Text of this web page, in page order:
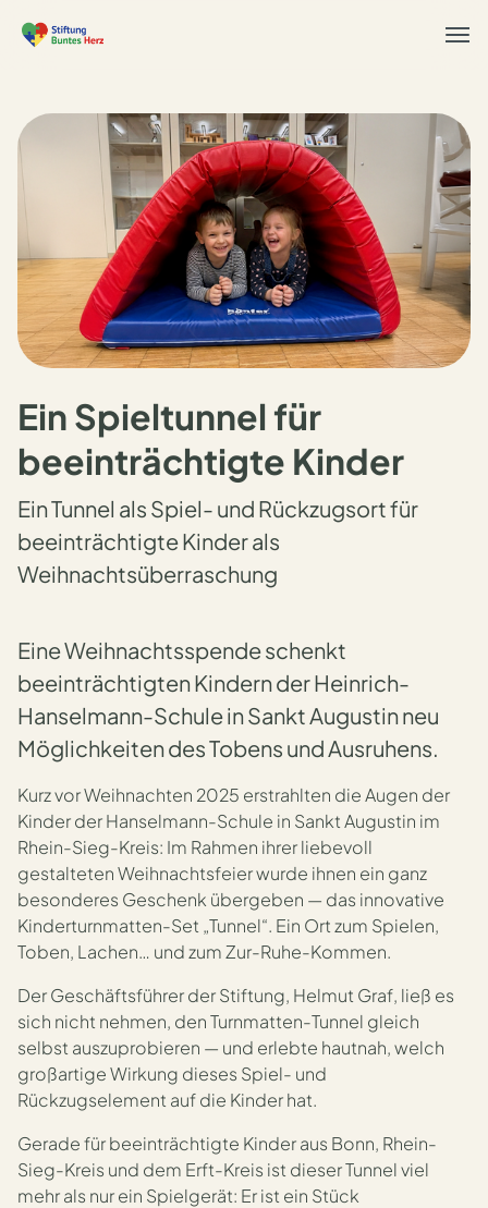
Ein Spieltunnel für
beeinträchtigte Kinder
Ein Tunnel als Spiel- und Rückzugsort für
beeinträchtigte Kinder als
Weihnachtsüberraschung
Eine Weihnachtsspende schenkt
beeinträchtigten Kindern der Heinrich-
Hanselmann-Schule in Sankt Augustin neu
Möglichkeiten des Tobens und Ausruhens.
Kurz vor Weihnachten 2025 erstrahlten die Augen der
Kinder der Hanselmann-Schule in Sankt Augustin im
Rhein-Sieg-Kreis: Im Rahmen ihrer liebevoll
gestalteten Weihnachtsfeier wurde ihnen ein ganz
besonderes Geschenk übergeben — das innovative
Kinderturnmatten-Set „Tunnel“. Ein Ort zum Spielen,
Toben, Lachen… und zum Zur-Ruhe-Kommen.
Der Geschäftsführer der Stiftung, Helmut Graf, ließ es
sich nicht nehmen, den Turnmatten-Tunnel gleich
selbst auszuprobieren — und erlebte hautnah, welch
großartige Wirkung dieses Spiel- und
Rückzugselement auf die Kinder hat.
Gerade für beeinträchtigte Kinder aus Bonn, Rhein-
Sieg-Kreis und dem Erft-Kreis ist dieser Tunnel viel
mehr als nur ein Spielgerät: Er ist ein Stück